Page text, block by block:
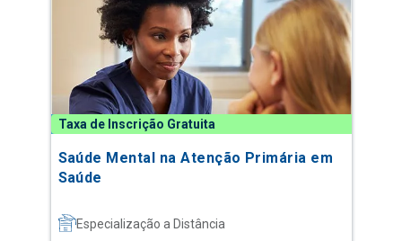
Taxa de Inscrição Gratuita
Saúde Mental na Atenção Primária em
Saúde
Especialização a Distância